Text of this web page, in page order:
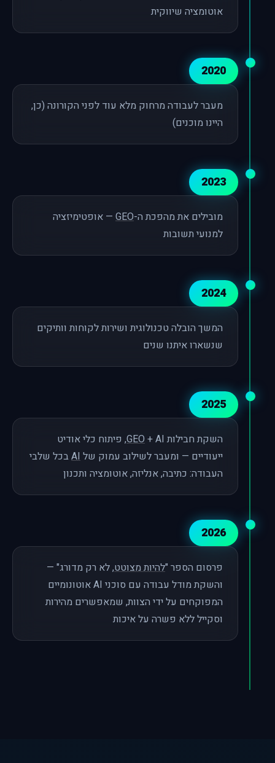
אוטומציה שיווקית
2020
מעבר לעבודה מרחוק מלא עוד לפני הקורונה (כן,
היינו מוכנים)
2023
מובילים את מהפכת ה-GEO — אופטימיזציה
למנועי תשובות
2024
המשך הובלה טכנולוגית ושירות לקוחות וותיקים
שנשארו איתנו שנים
2025
השקת חבילות GEO+ AI, פיתוח כלי אודיט
ייעודיים — ומעבר לשילוב עמוק של AIבכל שלבי
העבודה: כתיבה, אנליזה, אוטומציה ותכנון
2026
פרסום הספר "להיות מצוטט, לא רק מדורג" —
והשקת מודל עבודה עם סוכני AI אוטונומיים
המפוקחים על ידי הצוות, שמאפשרים מהירות
וסקייל ללא פשרה על איכות